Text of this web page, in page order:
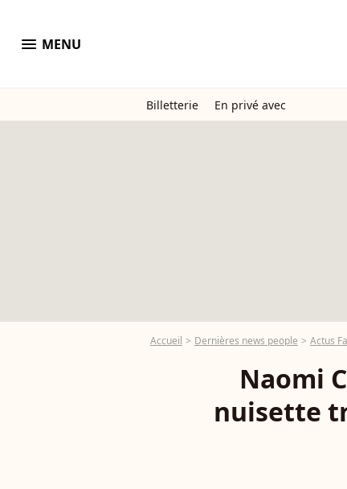
menu MENU
Billetterie En privé avec
Accueil Dernières news people Actus
Naomi
nuisette